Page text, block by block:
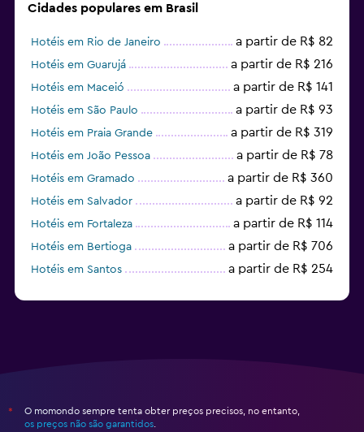
Cidades populares em Brasil
Hotéis em Rio de Janeiro a partir de R$ 82
Hotéis em Guarujá a partir de R$ 216
Hotéis em Maceió a partir de R$ 141
Hotéis em São Paulo a partir de R$ 93
Hotéis em Praia Grande a partir de R$ 319
Hotéis em João Pessoa a partir de R$ 78
Hotéis em Gramado a partir de R$ 360
Hotéis em Salvador a partir de R$ 92
Hotéis em Fortaleza a partir de R$ 114
Hotéis em Bertioga a partir de R$ 706
Hotéis em Santos a partir de R$ 254
*
O momondo sempre tenta obter preços precisos, no entanto,
os preços não são garantidos